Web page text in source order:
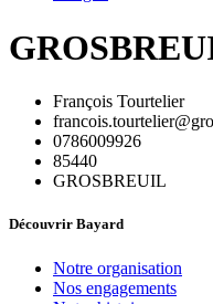
François Tourtelier
0786009926
85440
GROSBREUIL
Découvrir Bayard
Notre organisation
Nos engagements